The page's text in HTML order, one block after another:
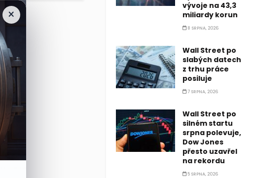
×
vývoje na 43,3
miliardy korun
8 SRPNA, 2026
Wall Street po
slabých datech
z trhu práce
posiluje
7 SRPNA, 2026
Wall Street po
silném startu
srpna polevuje,
Dow Jones
přesto uzavřel
na rekordu
5 SRPNA, 2026